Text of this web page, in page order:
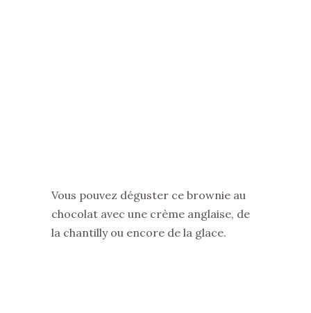
Vous pouvez déguster ce brownie au
chocolat avec une crème anglaise, de
la chantilly ou encore de la glace.